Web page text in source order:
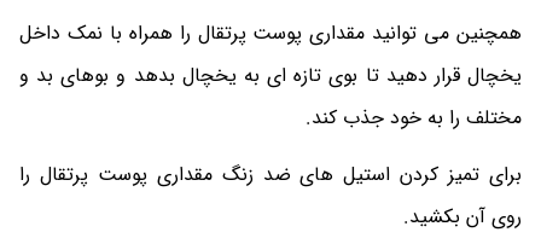
همچنین می توانید مقداری پوست پرتقال را همراه با نمک داخل
یخچال قرار دهید تا بوی تازه ای به یخچال بدهد و بوهای بد و
مختلف را به خود جذب کند.
برای تمیز کردن استیل های ضد زنگ مقداری پوست پرتقال را
روی آن بکشید.